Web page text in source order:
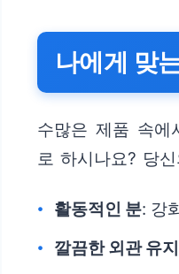
나에게 맞
수많은 제품 속에
로 하시나요? 당
활동적인 분: 강
깔끔한 외관 유지